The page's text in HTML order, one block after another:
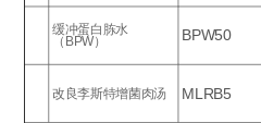
缓冲蛋白胨水
（BPW） BPW50
改良李斯特增菌肉汤 MLRB5